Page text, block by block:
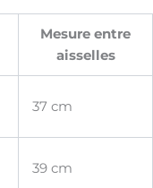
Mesure entre
aisselles
37 cm
39 cm